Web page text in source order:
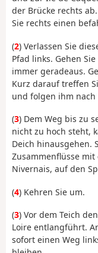
der Brücke rechts
Sie rechts einen
(2) Verlassen Sie
Pfad links. Gehen
immer geradeaus.
Kurz darauf treffen
und folgen ihm nach
(3) Dem Weg bis zu
nicht zu hoch steht,
Deich hinausgehen.
Zusammenflüsse
Nivernais, auf den
(4) Kehren Sie um.
(3) Vor dem Teich
Loire entlangführt.
sofort einen Weg